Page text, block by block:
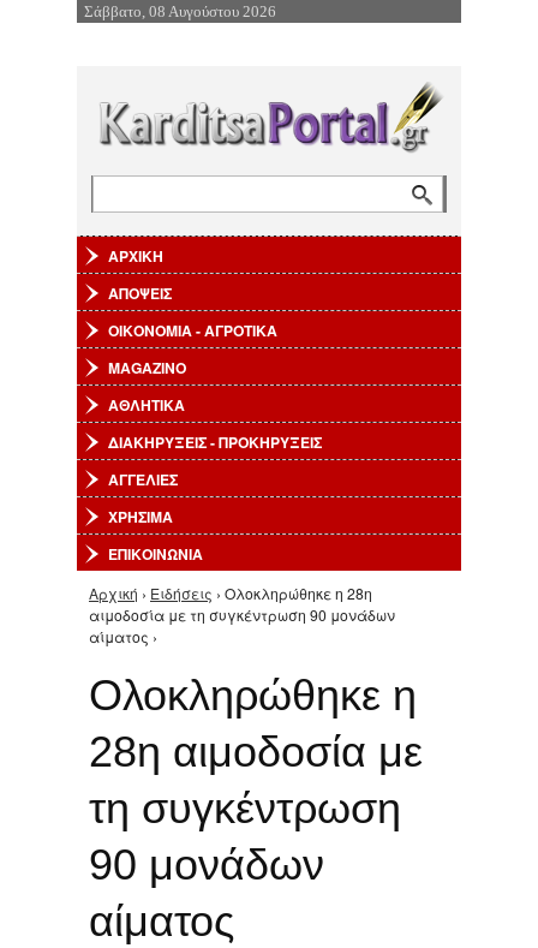
Επιστροφή στην Πλοήγηση
Σάββατο, 08 Αυγούστου 2026
ΑΡΧΙΚΗ
ΑΠΟΨΕΙΣ
ΟΙΚΟΝΟΜΙΑ - ΑΓΡΟΤΙΚΑ
MAGAZINO
ΑΘΛΗΤΙΚΑ
ΔΙΑΚΗΡΥΞΕΙΣ - ΠΡΟΚΗΡΥΞΕΙΣ
ΑΓΓΕΛΙΕΣ
ΧΡΗΣΙΜΑ
ΕΠΙΚΟΙΝΩΝΙΑ
Είστε εδώ
Αρχική › Ειδήσεις › Ολοκληρώθηκε η 28η
αιμοδοσία με τη συγκέντρωση 90 μονάδων
αίματος ›
Ολοκληρώθηκε η
28η αιμοδοσία με
τη συγκέντρωση
90 μονάδων
αίματος